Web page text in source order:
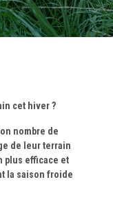
cet hiver ?
nombre de
de leur terrain
plus efficace et
la saison froide